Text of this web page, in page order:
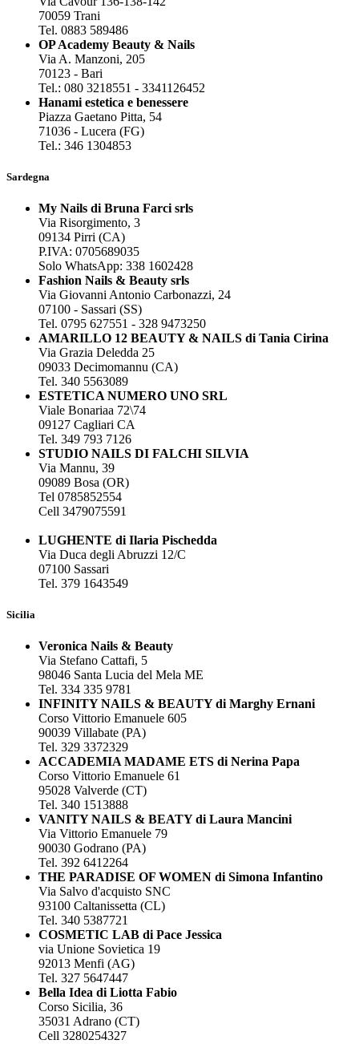
70059 Trani
Tel. 0883 589486
OP Academy Beauty & Nails
Via A. Manzoni, 205
70123 - Bari
Tel.: 080 3218551 - 3341126452
Hanami estetica e benessere
Piazza Gaetano Pitta, 54
71036 - Lucera (FG)
Tel.: 346 1304853
Sardegna
My Nails di Bruna Farci srls
Via Risorgimento, 3
09134 Pirri (CA)
P.IVA: 0705689035
Solo WhatsApp: 338 1602428
Fashion Nails & Beauty srls
Via Giovanni Antonio Carbonazzi, 24
07100 - Sassari (SS)
Tel. 0795 627551 - 328 9473250
AMARILLO 12 BEAUTY & NAILS di Tania Cirina
Via Grazia Deledda 25
09033 Decimomannu (CA)
Tel. 340 5563089
ESTETICA NUMERO UNO SRL
Viale Bonariaa 72\74
09127 Cagliari CA
Tel. 349 793 7126
STUDIO NAILS DI FALCHI SILVIA
Via Mannu, 39
09089 Bosa (OR)
Tel 0785852554
Cell 3479075591
LUGHENTE di Ilaria Pischedda
Via Duca degli Abruzzi 12/C
07100 Sassari
Tel. 379 1643549
Sicilia
Veronica Nails & Beauty
Via Stefano Cattafi, 5
98046 Santa Lucia del Mela ME
Tel. 334 335 9781
INFINITY NAILS & BEAUTY di Marghy Ernani
Corso Vittorio Emanuele 605
90039 Villabate (PA)
Tel. 329 3372329
ACCADEMIA MADAME ETS di Nerina Papa
Corso Vittorio Emanuele 61
95028 Valverde (CT)
Tel. 340 1513888
VANITY NAILS & BEATY di Laura Mancini
Via Vittorio Emanuele 79
90030 Godrano (PA)
Tel. 392 6412264
THE PARADISE OF WOMEN di Simona Infantino
Via Salvo d'acquisto SNC
93100 Caltanissetta (CL)
Tel. 340 5387721
COSMETIC LAB di Pace Jessica
via Unione Sovietica 19
92013 Menfi (AG)
Tel. 327 5647447
Bella Idea di Liotta Fabio
Corso Sicilia, 36
35031 Adrano (CT)
Cell 3280254327